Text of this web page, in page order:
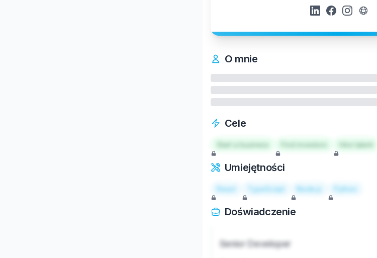
O mnie
Cele
Start a business Hire talent
Umiejętności
React TypeScript Node.js Python
Doświadczenie
Senior Developer